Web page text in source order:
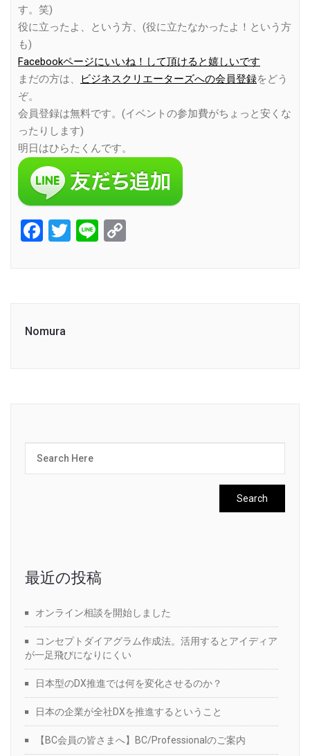
す。笑)
役に立ったよ、という方、(役に立たなかったよ！という方
も)
Facebookページにいいね！して頂けると嬉しいです
まだの方は、
ビジネスクリエーターズへの会員登録をどう
ぞ。
会員登録は無料です。(イベントの参加費がちょっと安くな
ったりします)
明日はひらたくんです。
Facebook
Twitter
Line
Nomura
最近の投稿
オンライン相談を開始しました
コンセプトダイアグラム作成法。活用するとアイディア
が一足飛びになりにくい
日本型のDX推進では何を変化させるのか？
日本の企業が全社DXを推進するということ
【BC会員の皆さまへ】BC/Professionalのご案内